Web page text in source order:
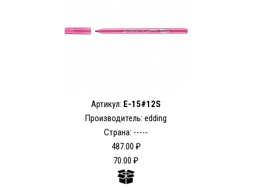
Артикул: E-15#12S
Производитель: edding
Страна: -----
487.00 ₽
70.00 ₽